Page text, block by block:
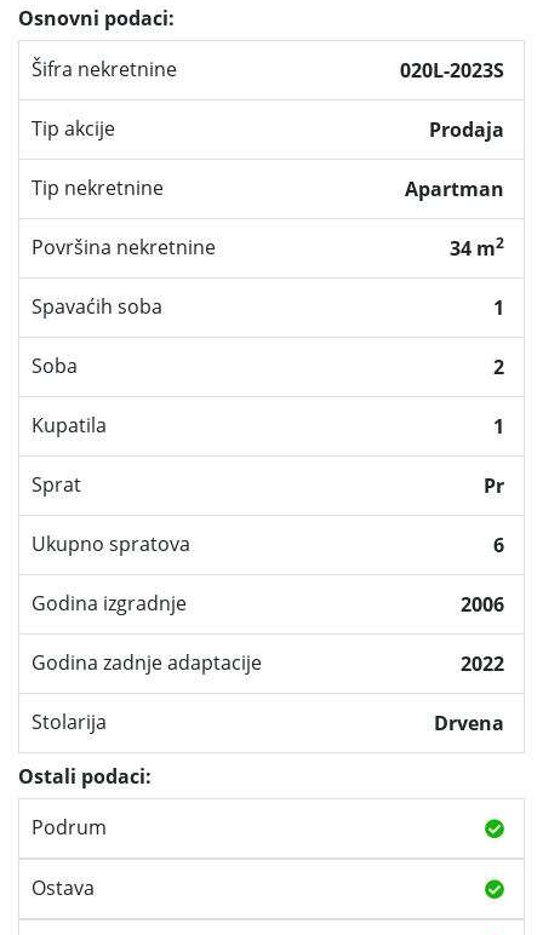
Osnovni podaci:
Šifra nekretnine
020L-2023S
Tip akcije Prodaja
Tip nekretnine Apartman
Površina nekretnine 34 m2
Spavaćih soba 1
Soba 2
Kupatila 1
Sprat Pr
Ukupno spratova 6
Godina izgradnje 2006
Godina zadnje adaptacije 2022
Stolarija
Drvena
Ostali podaci:
Podrum
Ostava